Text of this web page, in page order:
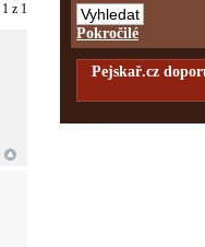
1 z 1
Pokročilé
Pejskař.cz